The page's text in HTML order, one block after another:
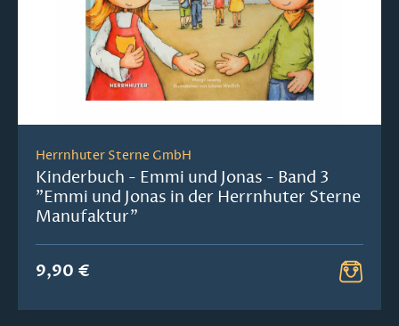
Herrnhuter Sterne GmbH
Kinderbuch - Emmi und Jonas - Band 3
"Emmi und Jonas in der Herrnhuter Sterne
Manufaktur"
9,90 €